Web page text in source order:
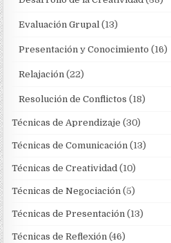
Evaluación Grupal (13)
Presentación y Conocimiento (16)
Relajación (22)
Resolución de Conflictos (18)
Técnicas de Aprendizaje (30)
Técnicas de Comunicación (13)
Técnicas de Creatividad (10)
Técnicas de Negociación (5)
Técnicas de Presentación (13)
Técnicas de Reflexión (46)